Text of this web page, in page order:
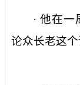
· 他在
论众长老这个